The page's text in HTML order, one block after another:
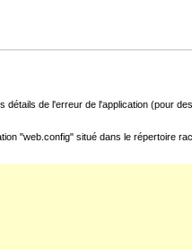
de l'erreur de l'application (pour
"web.config" situé dans le répertoire